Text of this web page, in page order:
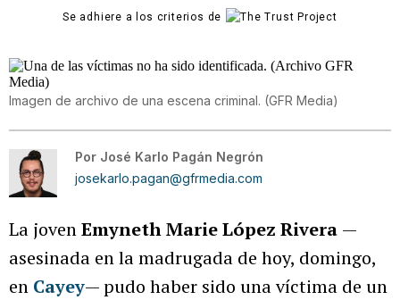
Se adhiere a los criterios de
Imagen de archivo de una escena criminal. (GFR Media)
Por José Karlo Pagán Negrón
josekarlo.pagan@gfrmedia.com
La jovenEmyneth Marie López Rivera —
asesinada en la madrugada de hoy, domingo,
en Cayey— pudo haber sido una víctima de un